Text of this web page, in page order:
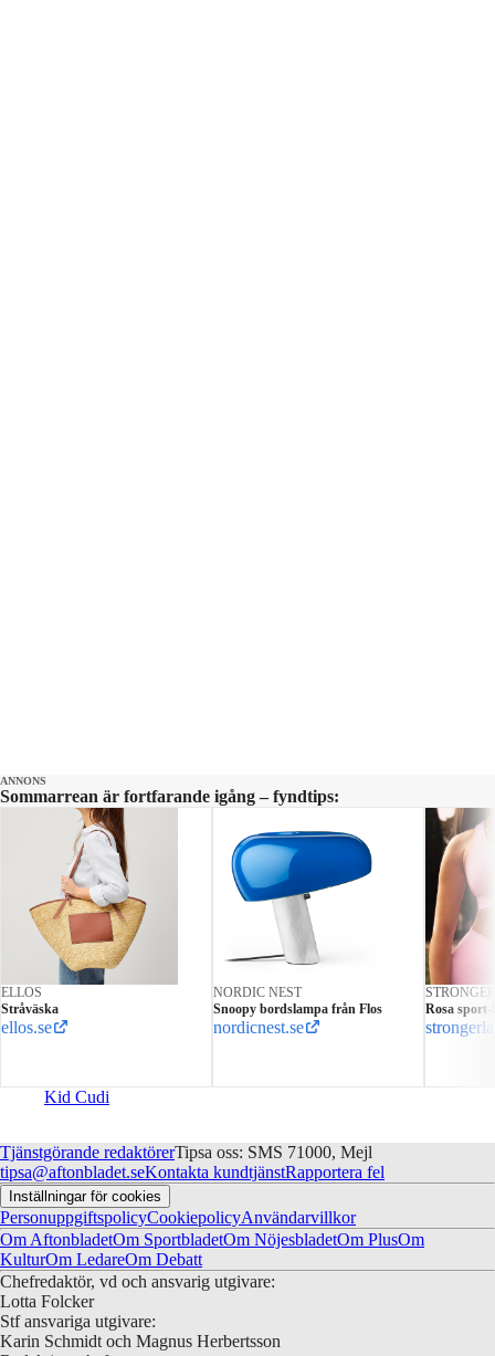
ANNONS
Sommarrean är fortfarande igång – fyndtips:
ELLOS
Stråväska
ellos.se
NORDIC NEST
Snoopy bordslampa från Flos
nordicnest.se
STRONGER
Rosa
Kid Cudi
Tjänstgörande redaktörerTipsa oss: SMS 71000, Mejl
tipsa@aftonbladet.seKontakta kundtjänstRapportera fel
Inställningar för cookies
PersonuppgiftspolicyCookiepolicyAnvändarvillkor
Om AftonbladetOm SportbladetOm NöjesbladetOm PlusOm
KulturOm LedareOm Debatt
Chefredaktör, vd och ansvarig utgivare:
Lotta Folcker
Stf ansvariga utgivare:
Karin Schmidt och Magnus Herbertsson